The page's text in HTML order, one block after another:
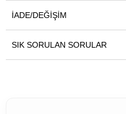
İADE/DEĞIŞIM
SIK SORULAN SORULAR